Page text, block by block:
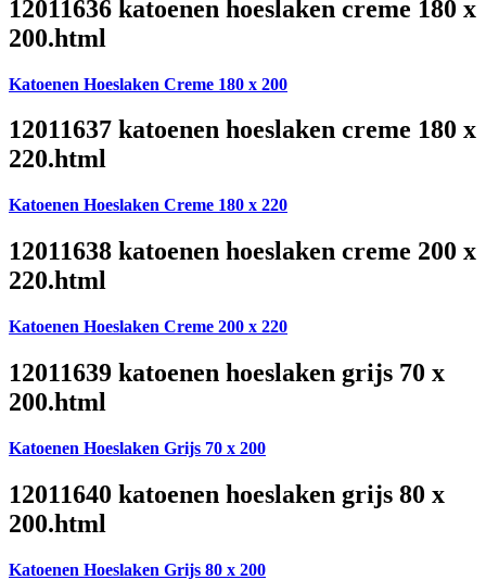
12011636 katoenen hoeslaken creme 180 x
200.html
Katoenen Hoeslaken Creme 180 x 200
12011637 katoenen hoeslaken creme 180 x
220.html
Katoenen Hoeslaken Creme 180 x 220
12011638 katoenen hoeslaken creme 200 x
220.html
Katoenen Hoeslaken Creme 200 x 220
12011639 katoenen hoeslaken grijs 70 x
200.html
Katoenen Hoeslaken Grijs 70 x 200
12011640 katoenen hoeslaken grijs 80 x
200.html
Katoenen Hoeslaken Grijs 80 x 200